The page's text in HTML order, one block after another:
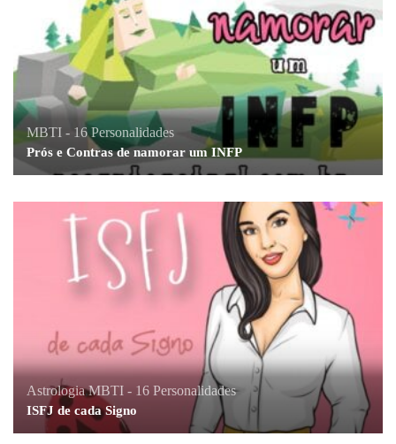
MBTI - 16 Personalidades
Prós e Contras de namorar um INFP
Astrologia,MBTI - 16 Personalidades
ISFJ de cada Signo